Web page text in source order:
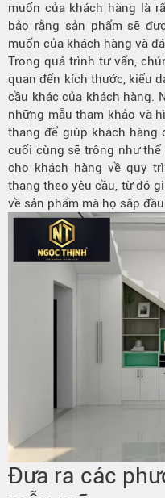
muốn của khách hàng là
bảo rằng sản phẩm sẽ
muốn của khách hàng và
Trong quá trình tư vấn,
quan đến kích thước, kiểu
cầu khác của khách hàng.
những mẫu tham khảo và
thang để giúp khách hàng
cuối cùng sẽ trông như
cho khách hàng về quy
thang theo yêu cầu, từ đó
về sản phẩm mà họ sắp
Đưa ra các